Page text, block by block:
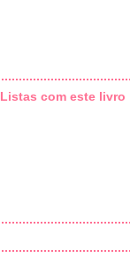
Listas com este livro